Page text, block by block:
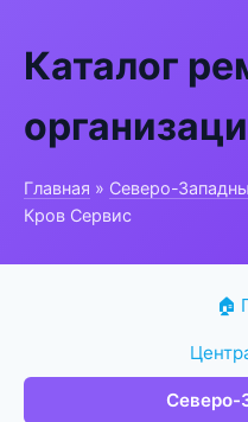
Каталог
Главная » Северо-
Кров Сервис
🏠